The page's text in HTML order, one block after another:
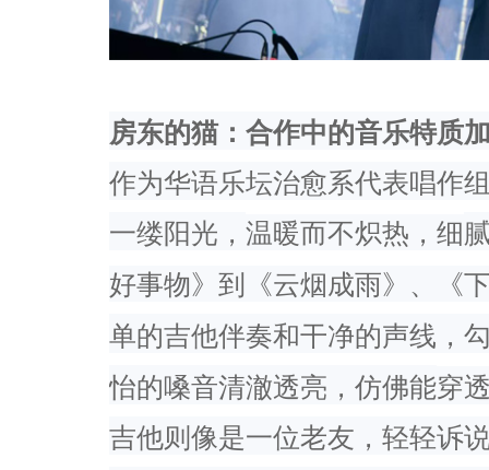
房东的猫： 合作中的音乐特质
作为华语乐坛治愈系代表唱作
一缕阳光， 温暖而不炽热，细
好事物》到《云烟成雨》、
《
单的吉他伴奏和干净的声线，
怡的嗓音清澈透亮，仿佛能穿
吉他则像是一位老友， 轻轻诉